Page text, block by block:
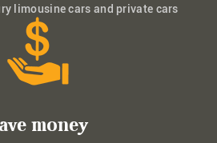
limousine cars and private cars
money